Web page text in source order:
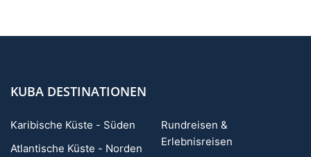
KUBA DESTINATIONEN
Karibische Küste - Süden
Atlantische Küste - Norden
Rundreisen &
Erlebnisreisen